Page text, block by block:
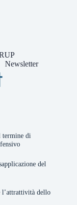
Newsletter
termine di
del
l’attrattività dello